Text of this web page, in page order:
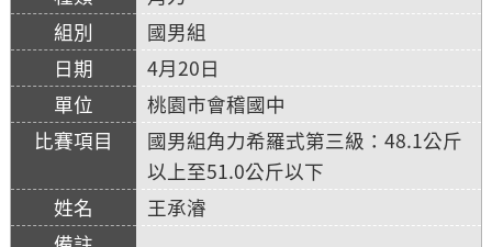
國男組
4月20日
桃園市會稽國中
國男組角力希羅式第三級：48.1公斤
以上至51.0公斤以下
王承濬